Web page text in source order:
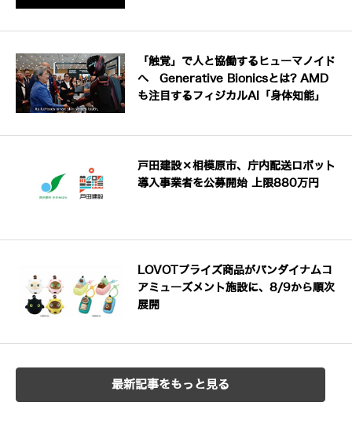
「触覚」で人と協働するヒューマノイド
へ Generative Bionicsとは? AMD
も注目するフィジカルAI「身体知能」
戸田建設×相模原市、庁内配送ロボット
導入事業者を公募開始 上限880万円
LOVOTプライズ商品がバンダイナムコ
アミューズメント施設に、8/9から順次
展開
最新記事をもっと見る